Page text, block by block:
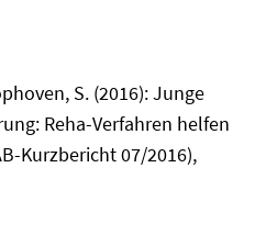
S. (2016): Junge
Reha-Verfahren helfen
Kurzbericht 07/2016),